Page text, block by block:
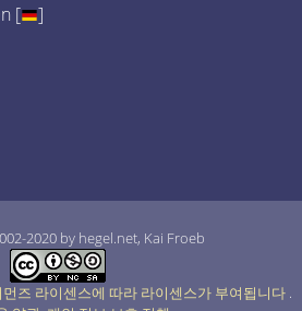
[
]
2020 by hegel.net, Kai Froeb
즈 라이센스에 따라 라이센스가 부여됩니다 .